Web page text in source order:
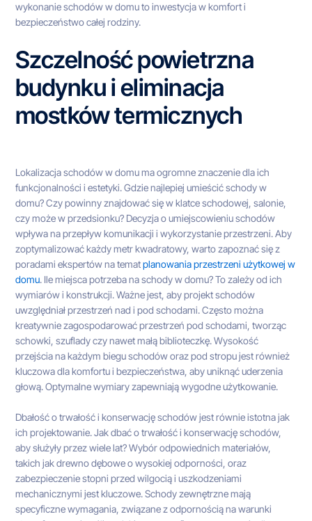
wykonanie schodów w domu to inwestycja w komfort i
bezpieczeństwo całej rodziny.
Szczelność powietrzna
budynku i eliminacja
mostków termicznych
Lokalizacja schodów w domu ma ogromne znaczenie dla ich
funkcjonalności i estetyki. Gdzie najlepiej umieścić schody w
domu? Czy powinny znajdować się w klatce schodowej, salonie,
czy może w przedsionku? Decyzja o umiejscowieniu schodów
wpływa na przepływ komunikacji i wykorzystanie przestrzeni. Aby
zoptymalizować każdy metr kwadratowy, warto zapoznać się z
poradami ekspertów na tematplanowania przestrzeni użytkowej w
domu. Ile miejsca potrzeba na schody w domu? To zależy od ich
wymiarów i konstrukcji. Ważne jest, aby projekt schodów
uwzględniał przestrzeń nad i pod schodami. Często można
kreatywnie zagospodarować przestrzeń pod schodami, tworząc
schowki, szuflady czy nawet małą biblioteczkę. Wysokość
przejścia na każdym biegu schodów oraz pod stropu jest również
kluczowa dla komfortu i bezpieczeństwa, aby uniknąć uderzenia
głową. Optymalne wymiary zapewniają wygodne użytkowanie.
Dbałość o trwałość i konserwację schodów jest równie istotna jak
ich projektowanie. Jak dbać o trwałość i konserwację schodów,
aby służyły przez wiele lat? Wybór odpowiednich materiałów,
takich jak drewno dębowe o wysokiej odporności, oraz
zabezpieczenie stopni przed wilgocią i uszkodzeniami
mechanicznymi jest kluczowe. Schody zewnętrzne mają
specyficzne wymagania, związane z odpornością na warunki